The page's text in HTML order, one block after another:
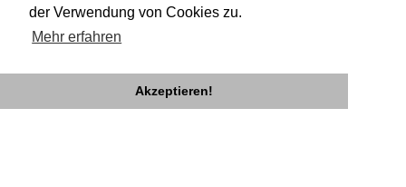
der Verwendung von Cookies zu.
Mehr erfahren
Akzeptieren!